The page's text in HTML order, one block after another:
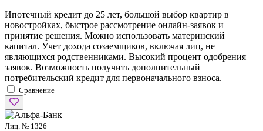
Ипотечный кредит до 25 лет, большой выбор квартир в
новостройках, быстрое рассмотрение онлайн-заявок и
принятие решения. Можно использовать материнский
капитал. Учет дохода созаемщиков, включая лиц, не
являющихся родственниками. Высокий процент одобрения
заявок. Возможность получить дополнительный
потребительский кредит для первоначального взноса.
Сравнение
Лиц. № 1326